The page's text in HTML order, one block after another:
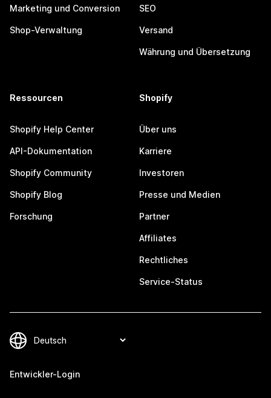
Marketing und Conversion
Shop-Verwaltung
SEO
Versand
Währung und Übersetzung
Ressourcen
Shopify Help Center
API-Dokumentation
Shopify Community
Shopify Blog
Forschung
Shopify
Über uns
Karriere
Investoren
Presse und Medien
Partner
Affiliates
Rechtliches
Service-Status
Entwickler-Login